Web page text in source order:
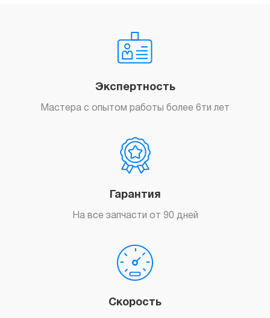
Экспертность
Мастера с опытом работы более 6ти лет
Гарантия
На все запчасти от 90 дней
Скорость